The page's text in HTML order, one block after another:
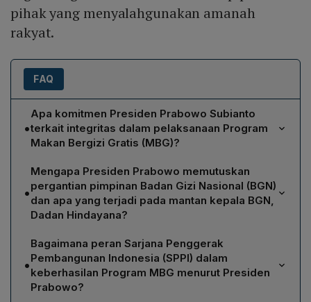
pihak yang menyalahgunakan amanah
rakyat.
FAQ
•
Apa komitmen Presiden Prabowo Subianto
terkait integritas dalam pelaksanaan Program
Makan Bergizi Gratis (MBG)?
Prabowo menegaskan bahwa pemerintah tidak akan
memberi ruang bagi penyimpangan atau
penyalahgunaan kepercayaan dalam MBG. Ia
menekankan bahwa uang rakyat tidak boleh dicuri dan
Pemerintah siap memperkuat lembaga pengawasan
serta aparat penegak hukum untuk memastikan setiap
dana dan sumber daya program dijalankan secara
bersih, akuntabel, dan berorientasi pada kepentingan
•
Mengapa Presiden Prabowo memutuskan
pergantian pimpinan Badan Gizi Nasional (BGN)
dan apa yang terjadi pada mantan kepala BGN,
Dadan Hindayana?
Keputusan pergantian pimpinan BGN diambil setelah
Prabowo menerima laporan mengenai kekurangan,
kejanggalan, dan indikasi penyimpangan dalam
pelaksanaan MBG. Sebagai tindak lanjut, Dadan
•
Bagaimana peran Sarjana Penggerak
Pembangunan Indonesia (SPPI) dalam
keberhasilan Program MBG menurut Presiden
Prabowo?